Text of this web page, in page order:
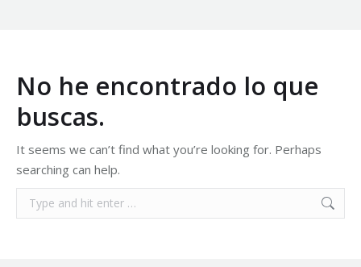
No he encontrado lo que
buscas.
It seems we can’t find what you’re looking for. Perhaps
searching can help.
Search: